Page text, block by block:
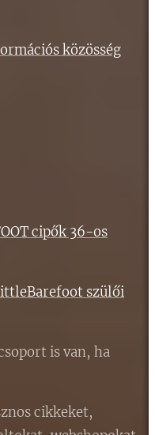
közösség
cipők 36-os
szülői
is van, ha
cikkeket,